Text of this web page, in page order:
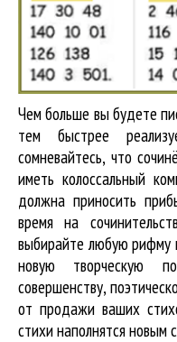
Чем больше вы будете
тем быстрее
сомневайтесь, что
иметь колоссальный
должна приносить
время на
выбирайте любую рифму
новую творческую
совершенству,
от продажи ваших
стихи наполнятся новым